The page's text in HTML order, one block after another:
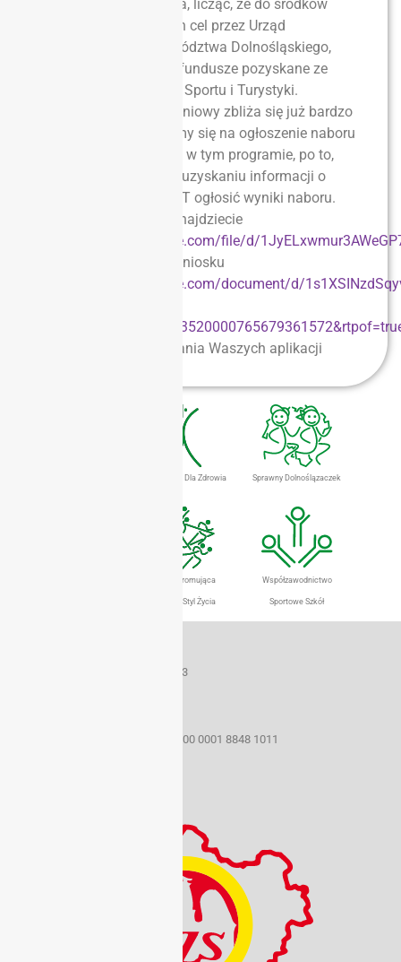
szkołach już 1 kwietnia, licząc, że do środków
przeznaczonych na ten cel przez Urząd
Marszałkowski Województwa Dolnośląskiego,
dołożymy dodatkowe fundusze pozyskane ze
Środków Ministerstwa Sportu i Turystyki.
Ponieważ termin kwietniowy zbliża się już bardzo
szybko zdecydowaliśmy się na ogłoszenie naboru
szkół i grup do udziału w tym programie, po to,
żeby bezpośrednio po uzyskaniu informacji o
dofinansowaniu z MSiT ogłosić wyniki naboru.
Założenia programu znajdziecie
https://drive.google.com/file/d/
, a druk wniosku
https://docs.google.com/document/d/
Zapraszamy do składania Waszych aplikacji
Gimnastyka Dla Zdrowia Sprawny Dolnoślązaczek
Szkoła Promująca
Aktywny Styl Życia
Współzawodnictwo
Sportowe Szkół
50-259 Wrocław ul. Borowska 1-3
Konto bankowe 22 1160 2202 0000 0001 8848 1011